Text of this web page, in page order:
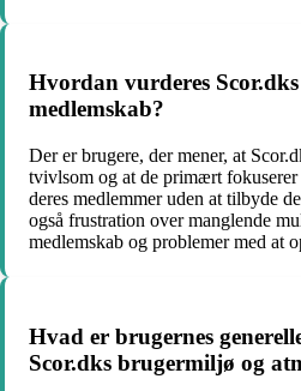
Hvordan vurderes
medlemskab?
Der er brugere, der mener, at
tvivlsom og at de primært
deres medlemmer uden at tilbyde
også frustration over manglende
medlemskab og problemer med at
Hvad er brugernes
Scor.dks brugermiljø og